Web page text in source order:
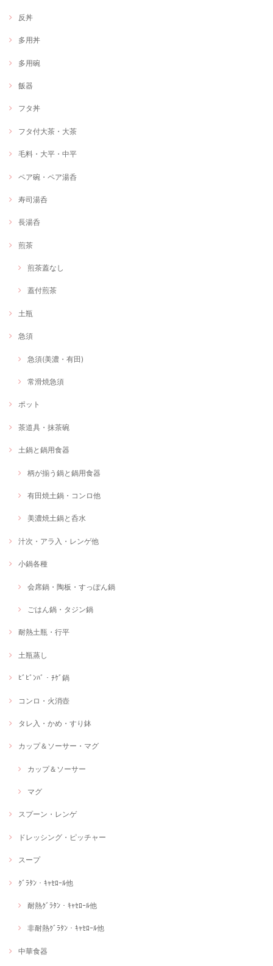
反丼
多用丼
多用碗
飯器
フタ丼
フタ付大茶・大茶
毛料・大平・中平
ペア碗・ペア湯呑
寿司湯呑
長湯呑
煎茶
煎茶蓋なし
蓋付煎茶
土瓶
急須
急須(美濃・有田)
常滑焼急須
ポット
茶道具・抹茶碗
土鍋と鍋用食器
柄が揃う鍋と鍋用食器
有田焼土鍋・コンロ他
美濃焼土鍋と呑水
汁次・アラ入・レンゲ他
小鍋各種
会席鍋・陶板・すっぽん鍋
ごはん鍋・タジン鍋
耐熱土瓶・行平
土瓶蒸し
ﾋﾞﾋﾞﾝﾊﾞ・ﾁｹﾞ鍋
コンロ・火消壺
タレ入・かめ・すり鉢
カップ＆ソーサー・マグ
カップ＆ソーサー
マグ
スプーン・レンゲ
ドレッシング・ピッチャー
スープ
ｸﾞﾗﾀﾝ・ｷｬｾﾛｰﾙ他
耐熱ｸﾞﾗﾀﾝ・ｷｬｾﾛｰﾙ他
非耐熱ｸﾞﾗﾀﾝ・ｷｬｾﾛｰﾙ他
中華食器